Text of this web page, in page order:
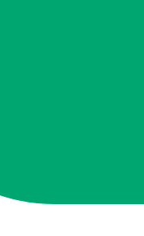
de
acteurs
techniques
des
auprès